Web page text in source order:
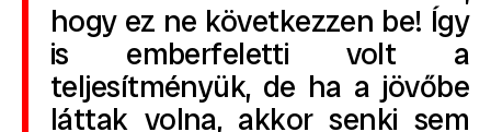
hogy ez ne következzen be! Így
is emberfeletti volt a
teljesítményük, de ha a jövőbe
láttak volna, akkor senki sem